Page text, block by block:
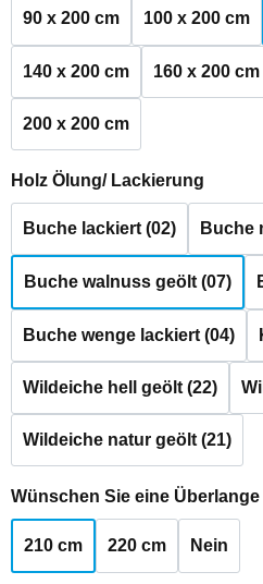
90 x 200 cm 100 x 200 cm
140 x 200 cm 160 x 200 cm
200 x 200 cm
Holz Ölung/ Lackierung
Buche lackiert (02) Buche
Buche walnuss geölt (07)
Buche wenge lackiert (04)
Wildeiche hell geölt (22)
Wildeiche natur geölt (21)
Wünschen Sie eine Überlange
210 cm 220 cm Nein